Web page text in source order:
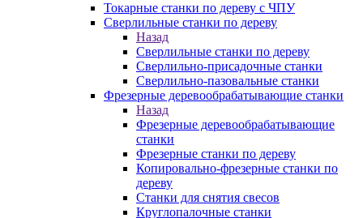
Токарные станки по дереву с ЧПУ
Сверлильные станки по дереву
Назад
Сверлильные станки по дереву
Сверлильно-присадочные станки
Сверлильно-пазовальные станки
Фрезерные деревообрабатывающие станки
Назад
Фрезерные деревообрабатывающие
станки
Фрезерные станки по дереву
Копировально-фрезерные станки по
дереву
Станки для снятия свесов
Круглопалочные станки